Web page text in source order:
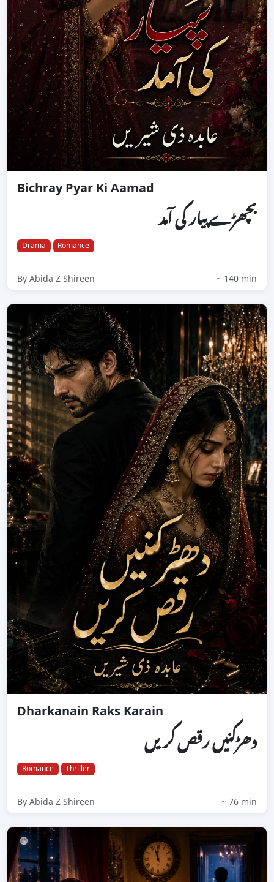
Bichray Pyar Ki Aamad
بچھڑے پیار کی آمد
Drama Romance
By Abida Z Shireen ~ 140 min
Dharkanain Raks Karain
دھڑکنیں رقص کریں
Romance Thriller
By Abida Z Shireen ~ 76 min